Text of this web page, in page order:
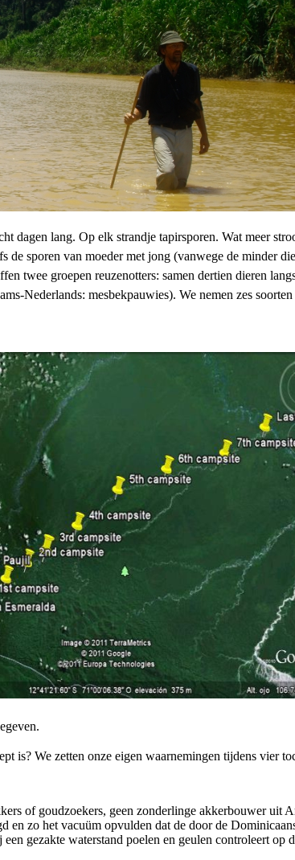
dagen lang. Op elk strandje tapirsporen. Wat meer
de sporen van moeder met jong (vanwege de minder
twee groepen reuzenotters: samen dertien dieren
Nederlands: mesbekpauwies). We nemen zes
is? We zetten onze eigen waarnemingen tijdens vier
of goudzoekers, geen zonderlinge akkerbouwer uit
zo het vacuüm opvulden dat de door de
gezakte waterstand poelen en geulen controleert